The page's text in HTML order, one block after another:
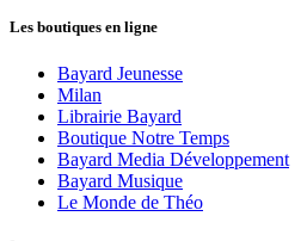
Les boutiques en ligne
Bayard Jeunesse
Milan
Librairie Bayard
Boutique Notre Temps
Bayard Media Développement
Bayard Musique
Le Monde de Théo